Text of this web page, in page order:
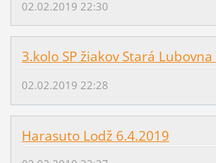
02.02.2019 22:30
3.kolo SP žiakov Stará
02.02.2019 22:28
Harasuto Lodž 6.4.2019